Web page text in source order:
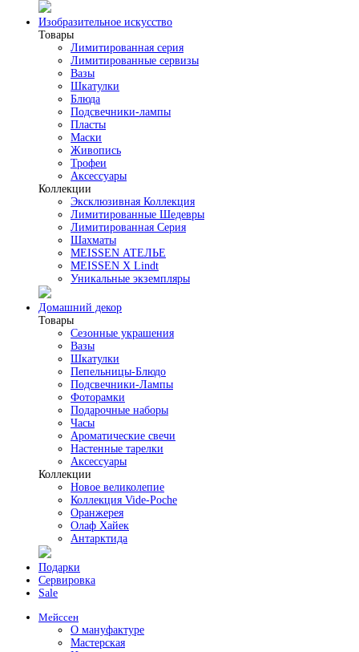
Изобразительное искусство
Товары
Лимитированная серия
Лимитированные сервизы
Вазы
Шкатулки
Блюда
Подсвечники-лампы
Пласты
Маски
Живопись
Трофеи
Аксессуары
Коллекции
Эксклюзивная Коллекция
Лимитированные Шедевры
Лимитированная Серия
Шахматы
MEISSEN АТЕЛЬЕ
MEISSEN X Lindt
Уникальные экземпляры
Домашний декор
Товары
Сезонные украшения
Вазы
Шкатулки
Пепельницы-Блюдо
Подсвечники-Лампы
Фоторамки
Подарочные наборы
Часы
Ароматические свечи
Настенные тарелки
Аксессуары
Коллекции
Новое великолепие
Коллекция Vide-Poche
Оранжерея
Олаф Хайек
Антарктида
Подарки
Сервировка
Sale
Мейссен
О мануфактуре
Мастерская